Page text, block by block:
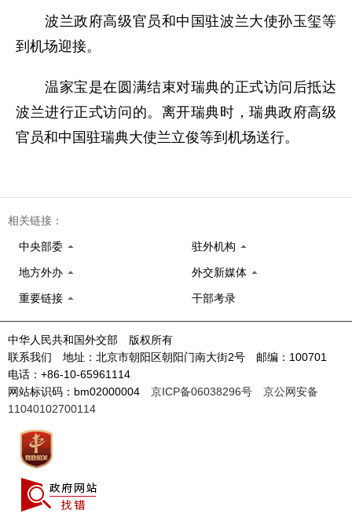
波兰政府高级官员和中国驻波兰大使孙玉玺等
到机场迎接。
温家宝是在圆满结束对瑞典的正式访问后抵达
波兰进行正式访问的。离开瑞典时，瑞典政府高级
官员和中国驻瑞典大使兰立俊等到机场送行。
相关链接：
中央部委 驻外机构
地方外办 外交新媒体
重要链接 干部考录
中华人民共和国外交部 版权所有
联系我们 地址：北京市朝阳区朝阳门南大街2号 邮编：100701
电话：+86-10-65961114
网站标识码：bm02000004 京ICP备06038296号
京公网安备
11040102700114